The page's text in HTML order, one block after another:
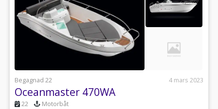
Begagnad 22 4 mars 2023
Oceanmaster 470WA
22 Motorbåt